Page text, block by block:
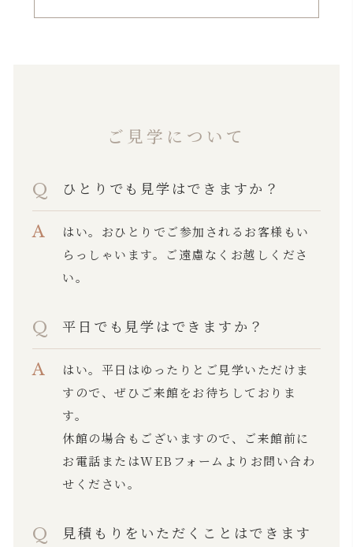
ご見学について
ひとりでも見学はできますか？
はい。おひとりでご参加されるお客様もい
らっしゃいます。ご遠慮なくお越しくださ
い。
平日でも見学はできますか？
はい。平日はゆったりとご見学いただけま
すので、ぜひご来館をお待ちしておりま
す。
休館の場合もございますので、ご来館前に
お電話またはWEBフォームよりお問い合わ
せください。
見積もりをいただくことはできます